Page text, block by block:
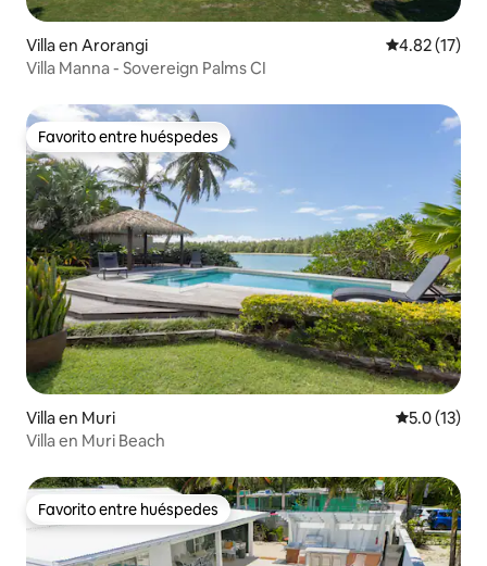
Villa en Arorangi Calificación
4.82 (17)
Villa Manna - Sovereign Palms CI
Favorito entre huéspedes
Favorito entre huéspedes
Villa en Muri Calificación
5.0 (13)
Villa en Muri Beach
Favorito entre huéspedes
Favorito entre huéspedes